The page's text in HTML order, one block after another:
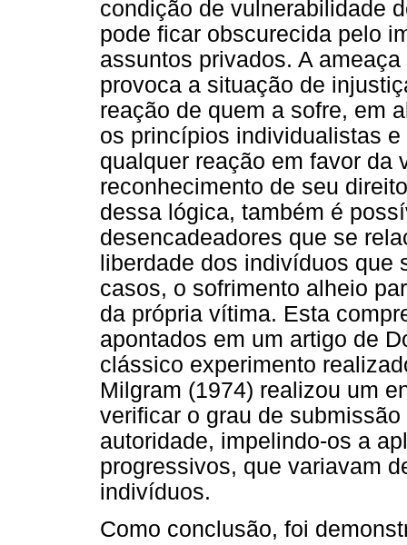
condição de vulnerabilidade
pode ficar obscurecida pelo
assuntos privados. A
provoca a situação de
reação de quem a sofre, em
os princípios individualistas
qualquer reação em favor da
reconhecimento de seu
dessa lógica, também é
desencadeadores que se
liberdade dos indivíduos que
casos, o sofrimento alheio
da própria vítima. Esta
apontados em um artigo de
clássico experimento
Milgram (1974) realizou um
verificar o grau de
autoridade, impelindo-os a
progressivos, que variavam
indivíduos.
Como conclusão, foi